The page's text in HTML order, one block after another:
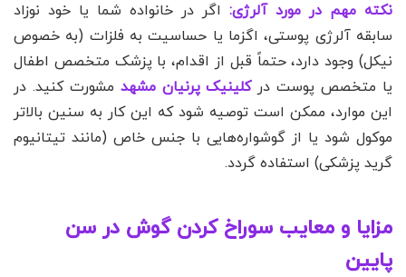
نکته مهم در مورد آلرژی: اگر در خانواده شما یا خود نوزاد
سابقه آلرژی پوستی، اگزما یا حساسیت به فلزات (به خصوص
نیکل) وجود دارد، حتماً قبل از اقدام، با پزشک متخصص اطفال
یا متخصص پوست درکلینیک پرنیان مشهد مشورت کنید. در
این موارد، ممکن است توصیه شود که این کار به سنین بالاتر
موکول شود یا از گوشواره‌هایی با جنس خاص (مانند تیتانیوم
گرید پزشکی) استفاده گردد.
مزایا و معایب سوراخ کردن گوش در سن
پایین